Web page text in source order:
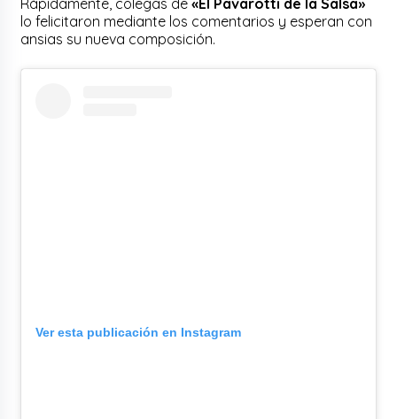
lo felicitaron mediante los comentarios y esperan con
ansias su nueva composición.
Ver esta publicación en Instagram